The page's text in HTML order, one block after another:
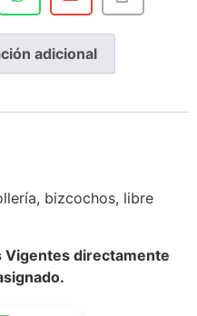
adicional
bizcochos, libre
Vigentes directamente